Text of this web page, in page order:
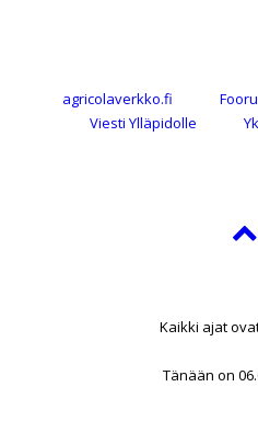
agricolaverkko.fi
Viesti Ylläpidolle
Kaikki ajat
Tänään on